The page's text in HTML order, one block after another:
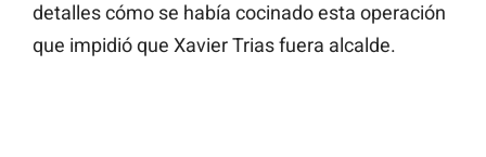
detalles cómo se había cocinado esta operación
que impidió que Xavier Trias fuera alcalde.